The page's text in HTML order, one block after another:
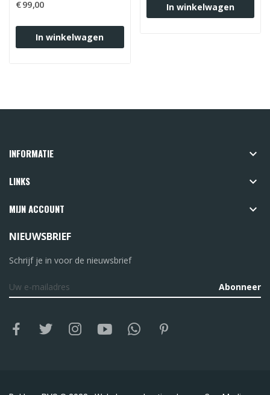
€ 99,00
In winkelwagen
In winkelwagen
INFORMATIE 
LINKS 
MIJN ACCOUNT 
NIEUWSBRIEF
Schrijf je in voor de nieuwsbrief
Abonneer